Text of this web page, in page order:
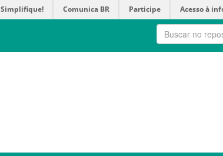
Simplifique! Comunica BR Participe Acesso à